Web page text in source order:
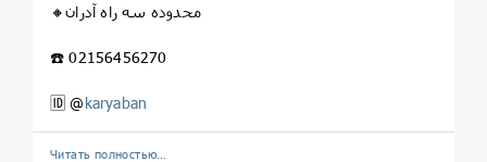
🔸محدوده سه راه آدران
☎️ 02156456270
🆔 @karyaban
Читать полностью…